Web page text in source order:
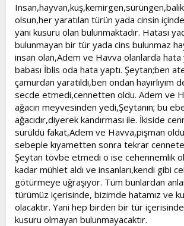
n
i
olsun,her yaratılan türün yada cinsin
yani kusuru olan bulunmaktadır. Hatası
bulunmayan bir tür yada cins bulunmaz
insan olan,Adem ve Havva olanlarda hata
babası İblis oda hata yaptı. Şeytan;ben
çamurdan yaratıldı,ben ondan hayırlıyım
secde etmedi,cennetten oldu. Adem ve
ağacın meyvesinden yedi,Şeytanın; bu
ağacıdır,diyerek kandırması ile. İkiside
sürüldü fakat,Adem ve Havva,pişman
sebeple kıyametten sonra tekrar
Şeytan tövbe etmedi o ise cehennemlik
kadar mühlet aldı ve insanları,kendi gibi
götürmeye uğraşıyor. Tüm bunlardan
türümüz içerisinde, bizimde hatamız ve
olacaktır. Yani hep birden bir tür
kusuru olmayan bulunmayacaktır.